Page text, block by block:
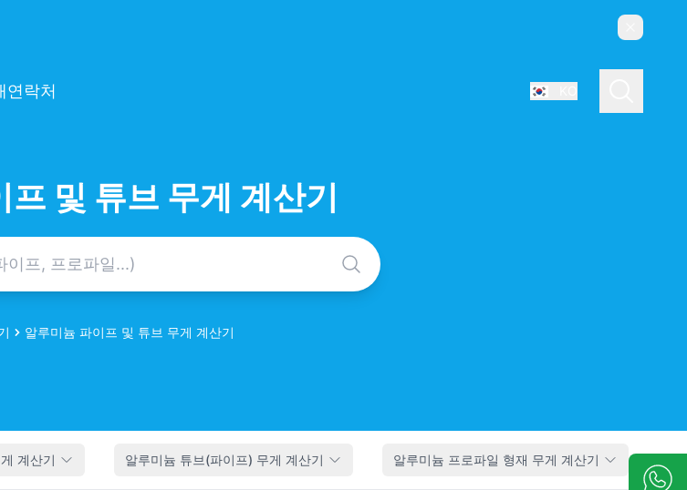
닫기
연락처
언어 선택
프 및 튜브 무게 계산기
알루미늄 파이프 및 튜브 무게 계산기
계산기 알루미늄 튜브(파이프) 무게 계산기 알루미늄 프로파일 형재 무게 계산기